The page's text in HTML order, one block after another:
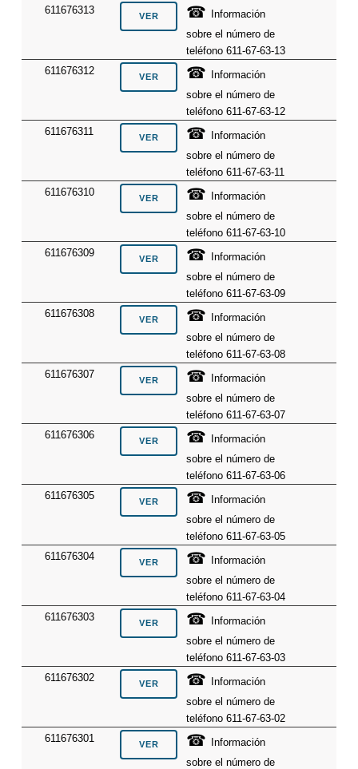
611676313
☎ Información
sobre el número de
teléfono 611-67-63-13
611676312
☎ Información
sobre el número de
teléfono 611-67-63-12
611676311
☎ Información
sobre el número de
teléfono 611-67-63-11
611676310
☎ Información
sobre el número de
teléfono 611-67-63-10
611676309
☎ Información
sobre el número de
teléfono 611-67-63-09
611676308
☎ Información
sobre el número de
teléfono 611-67-63-08
611676307
☎ Información
sobre el número de
teléfono 611-67-63-07
611676306
☎ Información
sobre el número de
teléfono 611-67-63-06
611676305
☎ Información
sobre el número de
teléfono 611-67-63-05
611676304
☎ Información
sobre el número de
teléfono 611-67-63-04
611676303
☎ Información
sobre el número de
teléfono 611-67-63-03
611676302
☎ Información
sobre el número de
teléfono 611-67-63-02
611676301
☎ Información
sobre el número de